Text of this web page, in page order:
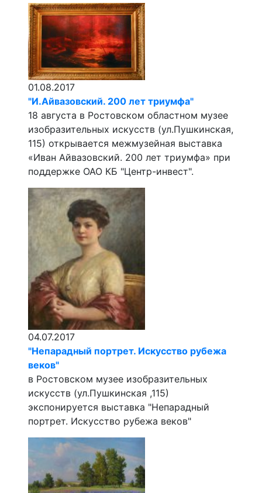
01.08.2017
"И.Айвазовский. 200 лет триумфа"
18 августа в Ростовском областном музее
изобразительных искусств (ул.Пушкинская,
115) открывается межмузейная выставка
«Иван Айвазовский. 200 лет триумфа» при
поддержке ОАО КБ "Центр-инвест".
04.07.2017
"Непарадный портрет. Искусство рубежа
веков"
в Ростовском музее изобразительных
искусств (ул.Пушкинская ,115)
экспонируется выставка "Непарадный
портрет. Искусство рубежа веков"